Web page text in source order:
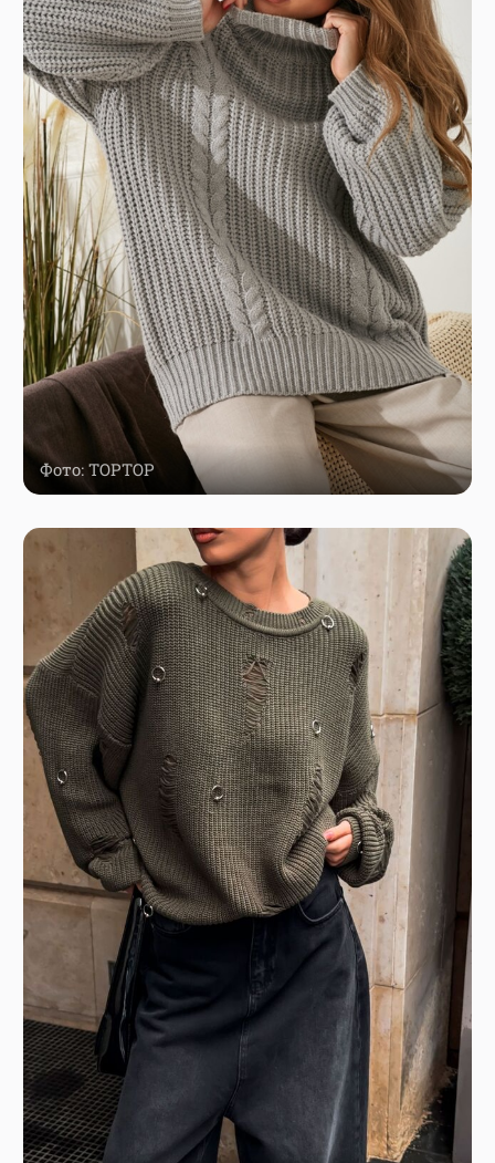
Фото: TOPTOP